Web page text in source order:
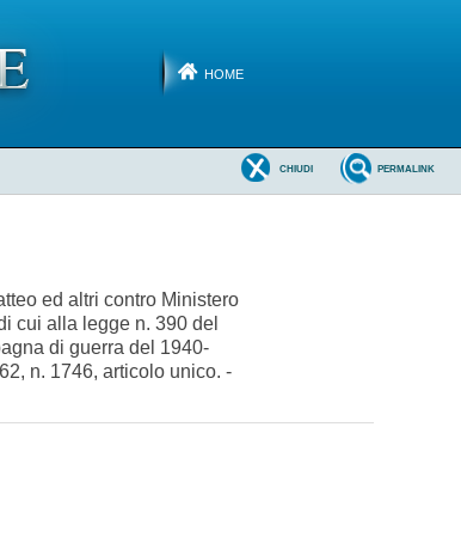
HOME
PERMALINK
CHIUDI
ed altri contro Ministero
cui alla legge n. 390 del
di guerra del 1940-
n. 1746, articolo unico. -